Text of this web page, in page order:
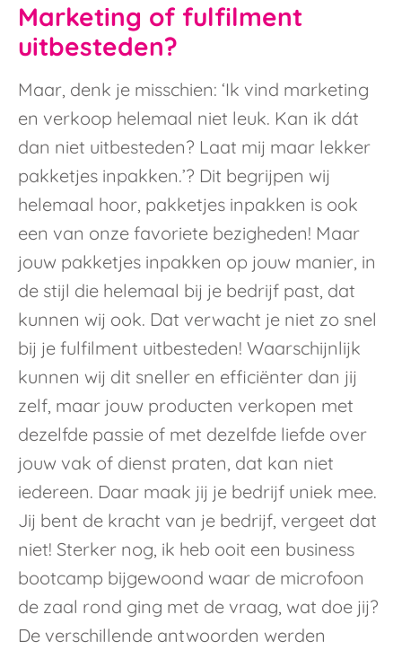
Marketing of fulfilment
uitbesteden?
Maar, denk je misschien: ‘Ik vind marketing
en verkoop helemaal niet leuk. Kan ik dát
dan niet uitbesteden? Laat mij maar lekker
pakketjes inpakken.’? Dit begrijpen wij
helemaal hoor, pakketjes inpakken is ook
een van onze favoriete bezigheden! Maar
jouw pakketjes inpakken op jouw manier, in
de stijl die helemaal bij je bedrijf past, dat
kunnen wij ook. Dat verwacht je niet zo snel
bij je fulfilment uitbesteden! Waarschijnlijk
kunnen wij dit sneller en efficiënter dan jij
zelf, maar jouw producten verkopen met
dezelfde passie of met dezelfde liefde over
jouw vak of dienst praten, dat kan niet
iedereen. Daar maak jij je bedrijf uniek mee.
Jij bent de kracht van je bedrijf, vergeet dat
niet! Sterker nog, ik heb ooit een business
bootcamp bijgewoond waar de microfoon
de zaal rond ging met de vraag, wat doe jij?
De verschillende antwoorden werden